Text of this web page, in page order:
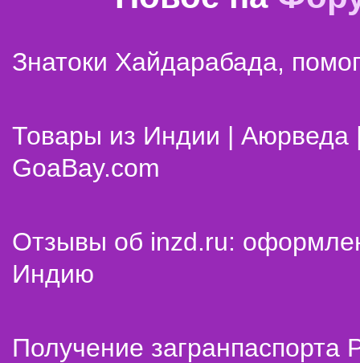
Знатоки Хайдарабада,
Товары из Индии | Аюрведа
GoaBay.com
Отзывы об inzd.ru:
Индию
Получение